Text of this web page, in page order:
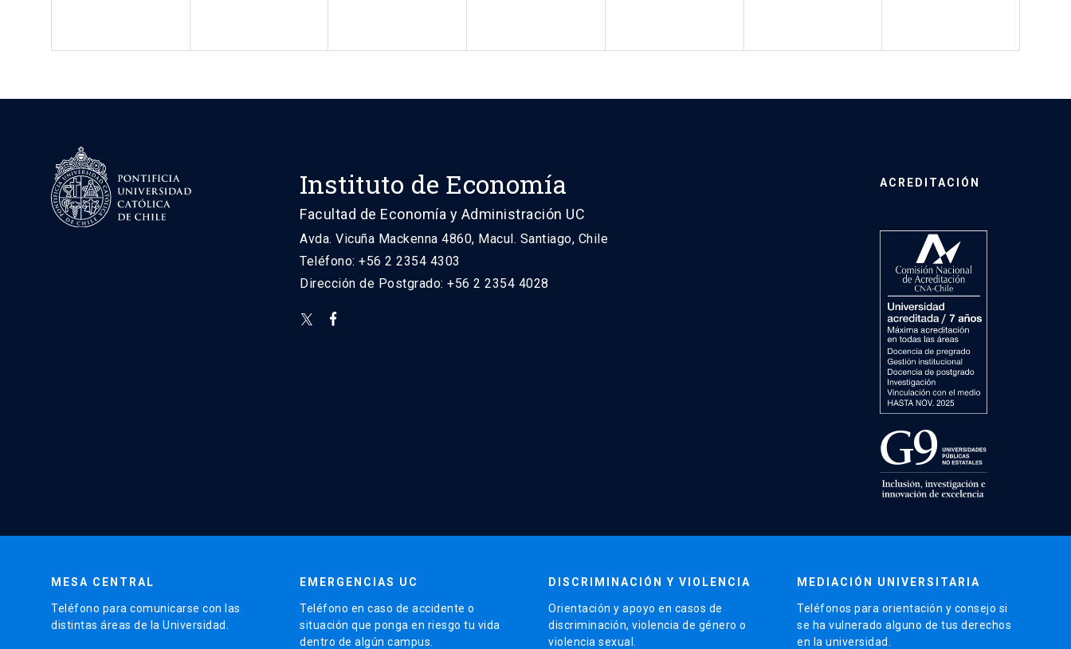
Instituto de Economía
Facultad de Economía y Administración UC
Avda. Vicuña Mackenna 4860, Macul. Santiago, Chile
Teléfono: +56 2 2354 4303
Dirección de Postgrado: +56 2 2354 4028
ACREDITACIÓN
MESA CENTRAL
Teléfono para comunicarse con las
distintas áreas de la Universidad.
EMERGENCIAS UC
Teléfono en caso de accidente o
situación que ponga en riesgo tu vida
dentro de algún campus.
DISCRIMINACIÓN Y VIOLENCIA
Orientación y apoyo en casos de
discriminación, violencia de género o
violencia sexual.
MEDIACIÓN UNIVERSITARIA
Teléfonos para orientación y consejo si
se ha vulnerado alguno de tus derechos
en la universidad.